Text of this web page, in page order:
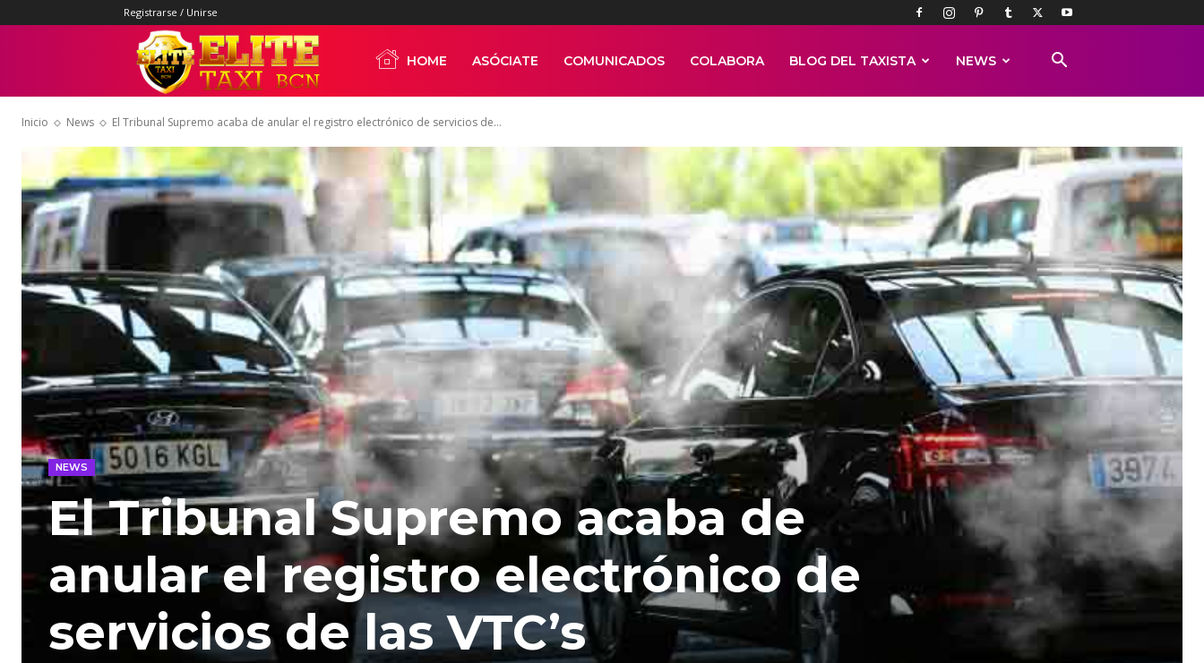
Registrarse / Unirse
Taxi
HOME ASÓCIATE COMUNICADOS COLABORA BLOG DEL TAXISTA NEWS
Inicio News El Tribunal Supremo acaba de anular el registro electrónico de servicios de...
NEWS
El Tribunal Supremo acaba de
anular el registro electrónico de
servicios de las VTC’s